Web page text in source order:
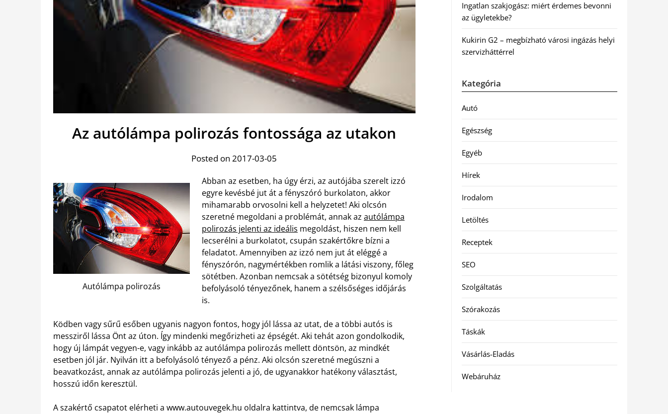
Az autólámpa polirozás fontossága az utakon
Posted on 2017-03-05
Autólámpa polirozás
Abban az esetben, ha úgy érzi, az autójába szerelt izzó
egyre kevésbé jut át a fényszóró burkolaton, akkor
mihamarabb orvosolni kell a helyzetet! Aki olcsón
szeretné megoldani a problémát, annak az autólámpa
polirozás jelenti az ideális megoldást, hiszen nem kell
lecserélni a burkolatot, csupán szakértőkre bízni a
feladatot. Amennyiben az izzó nem jut át eléggé a
fényszórón, nagymértékben romlik a látási viszony, főleg
sötétben. Azonban nemcsak a sötétség bizonyul komoly
befolyásoló tényezőnek, hanem a szélsőséges időjárás
is.
Ködben vagy sűrű esőben ugyanis nagyon fontos, hogy jól lássa az utat, de a többi autós is
messziről lássa Önt az úton. Így mindenki megőrizheti az épségét. Aki tehát azon gondolkodik,
hogy új lámpát vegyen-e, vagy inkább az autólámpa polirozás mellett döntsön, az mindkét
esetben jól jár. Nyilván itt a befolyásoló tényező a pénz. Aki olcsón szeretné megúszni a
beavatkozást, annak az autólámpa polirozás jelenti a jó, de ugyanakkor hatékony választást,
hosszú időn keresztül.
A szakértő csapatot elérheti a www.autouvegek.hu oldalra kattintva, de nemcsak lámpa
Ingatlan szakjogász: miért érdemes bevonni
az ügyletekbe?
Kukirin G2 – megbízható városi ingázás helyi
szervizháttérrel
Kategória
Autó
Egészség
Egyéb
Hírek
Irodalom
Letöltés
Receptek
SEO
Szolgáltatás
Szórakozás
Táskák
Vásárlás-Eladás
Webáruház